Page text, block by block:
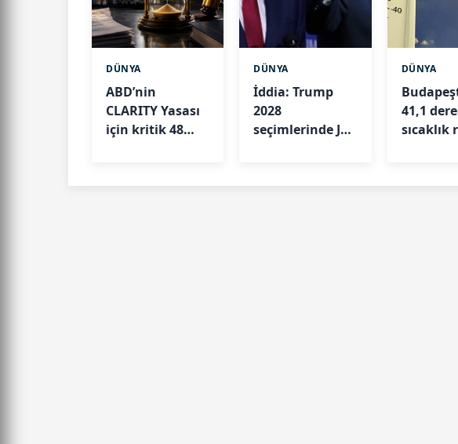
DÜNYA
ABD’nin
CLARITY Yasası
için kritik 48
DÜNYA
İddia: Trump
2028
seçimlerinde JD
DÜNYA
41,1
sıcaklık